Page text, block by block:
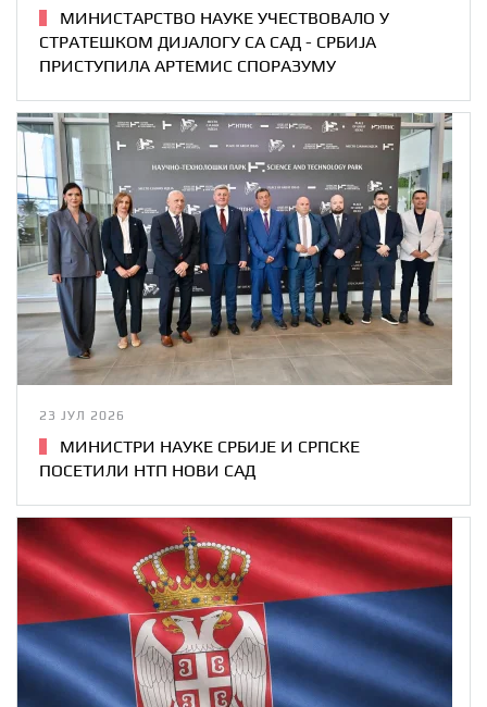
МИНИСТАРСТВО НАУКЕ УЧЕСТВОВАЛО У
СТРАТЕШКОМ ДИЈАЛОГУ СА САД - СРБИЈА
ПРИСТУПИЛА АРТЕМИС СПОРАЗУМУ
23 ЈУЛ 2026
МИНИСТРИ НАУКЕ СРБИЈЕ И СРПСКЕ
ПОСЕТИЛИ НТП НОВИ САД